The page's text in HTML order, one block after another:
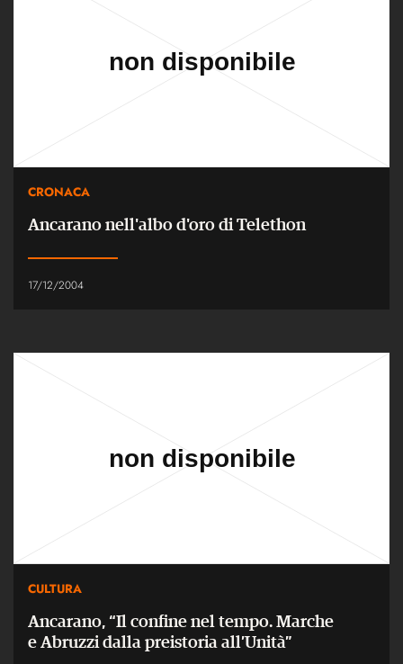
CRONACA
Ancarano nell'albo d'oro di Telethon
17/12/2004
CULTURA
Ancarano, “Il confine nel tempo. Marche
e Abruzzi dalla preistoria all’Unità”